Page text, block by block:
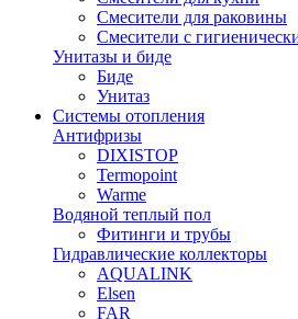
Смесители для раковины
Смесители с
Унитазы и биде
Биде
Унитаз
Системы отопления
Антифризы
DIXISTOP
Termopoint
Warme
Водяной теплый пол
Фитинги и трубы
Гидравлические коллекторы
AQUALINK
Elsen
FAR